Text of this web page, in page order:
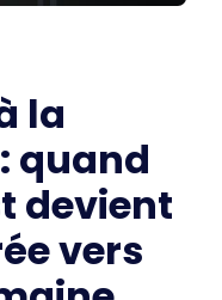
la
quand
devient
vers